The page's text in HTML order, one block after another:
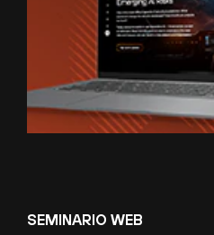
SEMINARIO WEB